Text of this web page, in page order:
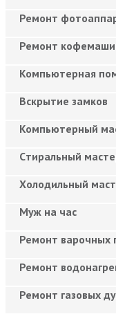
Ремонт
Ремонт
Компьютерная
Вскрытие замков
Компьютерный
Cтиральный
Холодильный
Муж на час
Ремонт варочных
Ремонт
Ремонт газовых